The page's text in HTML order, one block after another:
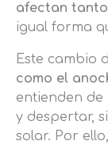
afectan tanto
igual forma
Este cambio
como el
entienden
y despertar,
solar. Por